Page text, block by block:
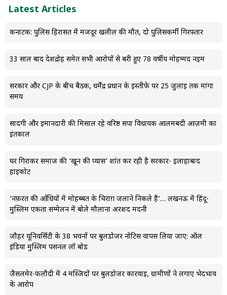
Latest Articles
कर्नाटक: पुलिस हिरासत में मजदूर खलील की मौत, दो पुलिसकर्मी गिरफ्तार
33 साल बाद देशद्रोह समेत सभी आरोपों से बरी हुए 78 वर्षीय मोहम्मद नईम
सरकार और CJP के बीच बैठक, धर्मेंद्र प्रधान के इस्तीफे पर 25 जुलाई तक मांगा
समय
सादगी और ईमानदारी की मिसाल रहे वरिष्ठ सपा विधायक आलमबदी आज़मी का
इंतकाल
घर गिराकर समाज की ‘खून की प्यास’ शांत कर रही है सरकार- इलाहाबाद
हाईकोर्ट
‘नफ़रत की आँधियों में मोहब्बत के चिराग़ जलाने निकले हैं’… लखनऊ में हिंदू-
मुस्लिम एकता सम्मेलन में बोले मौलाना अरशद मदनी
जौहर यूनिवर्सिटी के 38 भवनों पर बुलडोजर नोटिस वापस लिया जाए: ऑल
इंडिया मुस्लिम पर्सनल लॉ बोर्ड
जैसलमेर-फलौदी में 4 मस्जिदों पर बुलडोजर कार्रवाई, ग्रामीणों ने लगाए भेदभाव
के आरोप